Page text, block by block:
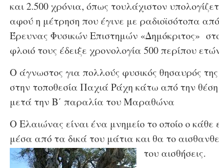
και 2.500 χρόνια, όπως τουλάχιστον
αφού η μέτρηση που έγινε με ραδιοϊσότοπα
Έρευνας Φυσικών Επιστημών «Δημόκριτος»
φλοιό τους έδειξε χρονολογία 500 περίπου
Ο άγνωστος για πολλούς φυσικός θησαυρός της
στην τοποθεσία Παχιά Ράχη κάτω από την
μετά την Β΄ παραλία του Μαραθώνα
Ο Ελαιώνας είναι ένα μνημείο το οποίο ο κάθε
μέσα από τα δικά του μάτια και θα το
του αισθήσεις.